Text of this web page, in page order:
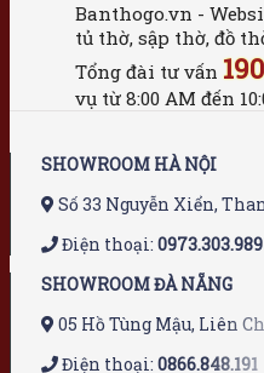
Banthogo.vn -
tủ thờ, sập thờ, đồ
Tổng đài tư vấn
vụ từ 8:00 AM đến
SHOWROOM HÀ NỘI
Số 33 Nguyễn Xiển,
Điện thoại: 0973.303.989
SHOWROOM ĐÀ NẴNG
05 Hồ Tùng Mậu, Liên
Điện thoại: 0866.848.191